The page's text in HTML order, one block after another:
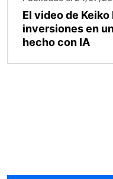
El video de
inversiones en
hecho con IA